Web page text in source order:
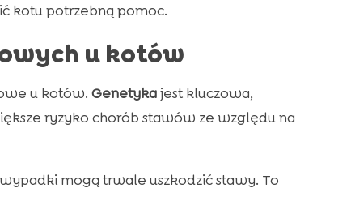
kotu potrzebną pomoc.
u kotów
u kotów. Genetykajest kluczowa,
ryzyko chorób stawów ze względu na
mogą trwale uszkodzić stawy. To